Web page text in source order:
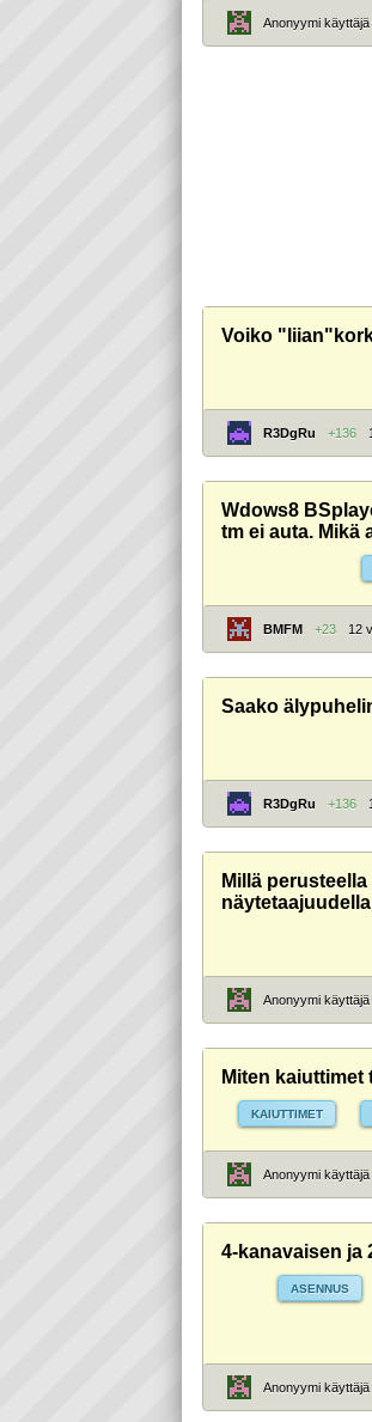
Anonyymi käyttäjä
Voiko
R3DgRu +136
Wdows8
tm ei auta. Mikä
BMFM +23 12
Saako
R3DgRu +136
Millä
Anonyymi käyttäjä
Miten
KAIUTTIMET
Anonyymi käyttäjä
4-kanavaisen ja
ASENNUS
Anonyymi käyttäjä